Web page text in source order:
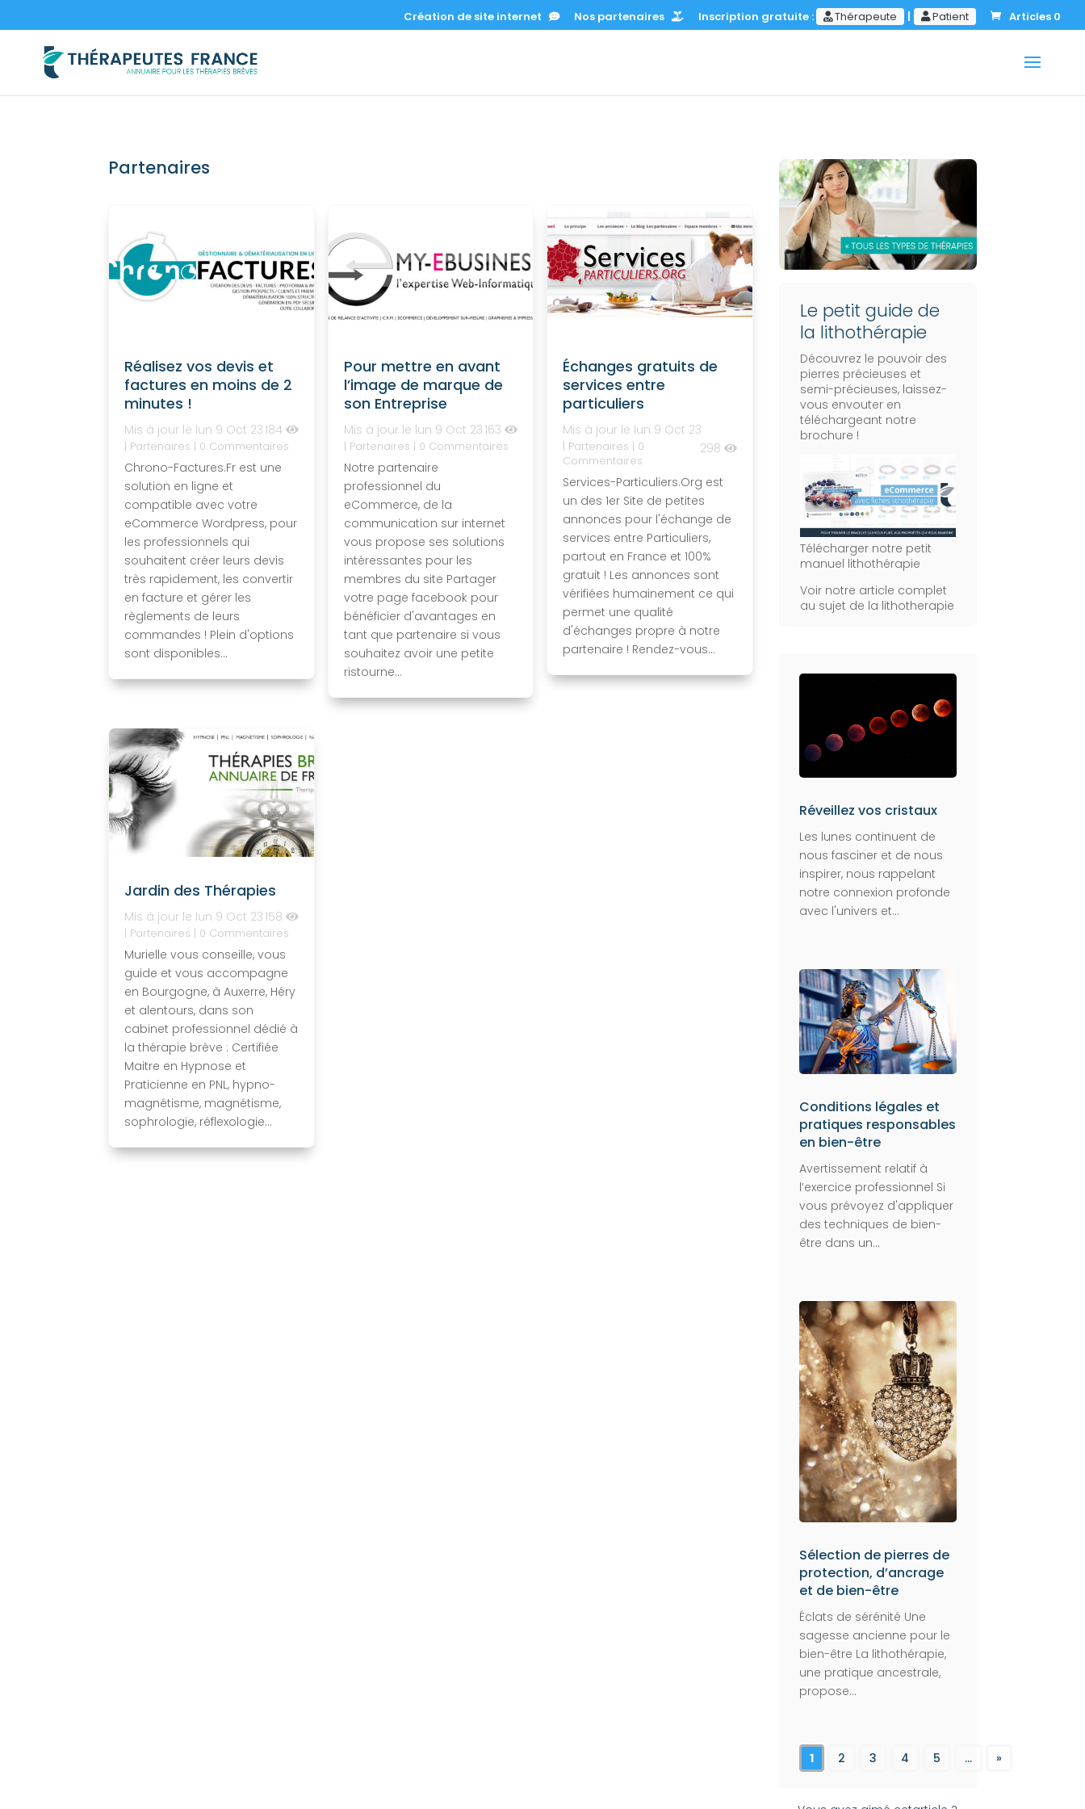
Création de site internet Nos partenaires Inscription gratuite : Thérapeute | Patient Articles 0
Partenaires
Réalisez vos devis et
factures en moins de 2
minutes !
Mis à jour le lun 9 Oct 23 184
| Partenaires | 0 Commentaires
Chrono-Factures.Fr est une
solution en ligne et
compatible avec votre
eCommerce Wordpress, pour
les professionnels qui
souhaitent créer leurs devis
très rapidement, les convertir
en facture et gérer les
règlements de leurs
commandes ! Plein d'options
sont disponibles...
Jardin des Thérapies
Mis à jour le lun 9 Oct 23 158
| Partenaires | 0 Commentaires
Murielle vous conseille, vous
guide et vous accompagne
en Bourgogne, à Auxerre, Héry
et alentours, dans son
cabinet professionnel dédié à
la thérapie brève : Certifiée
Maitre en Hypnose et
Praticienne en PNL, hypno-
magnétisme, magnétisme,
sophrologie, réflexologie...
Pour mettre en avant
l’image de marque de
son Entreprise
Mis à jour le lun 9 Oct 23 163
| Partenaires | 0 Commentaires
Notre partenaire
professionnel du
eCommerce, de la
communication sur internet
vous propose ses solutions
intéressantes pour les
membres du site Partager
votre page facebook pour
bénéficier d'avantages en
tant que partenaire si vous
souhaitez avoir une petite
ristourne...
Échanges gratuits de
services entre
particuliers
Mis à jour le lun 9 Oct 23
298
| Partenaires | 0
Commentaires
Services-Particuliers.Org est
un des 1er Site de petites
annonces pour l'échange de
services entre Particuliers,
partout en France et 100%
gratuit ! Les annonces sont
vérifiées humainement ce qui
permet une qualité
d'échanges propre à notre
partenaire ! Rendez-vous...
Le petit guide de
la lithothérapie
Découvrez le pouvoir des
pierres précieuses et
semi-précieuses, laissez-
vous envouter en
téléchargeant notre
brochure !
Télécharger notre petit
manuel lithothérapie
Voir notre article complet
au sujet de la lithotherapie
Réveillez vos cristaux
Les lunes continuent de
nous fasciner et de nous
inspirer, nous rappelant
notre connexion profonde
avec l'univers et...
Conditions légales et
pratiques responsables
en bien-être
Avertissement relatif à
l’exercice professionnel Si
vous prévoyez d'appliquer
des techniques de bien-
être dans un...
Sélection de pierres de
protection, d’ancrage
et de bien-être
Éclats de sérénité Une
sagesse ancienne pour le
bien-être La lithothérapie,
une pratique ancestrale,
propose...
1 2 3 4 5 ... »